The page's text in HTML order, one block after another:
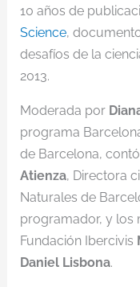
10 años de
Science,
desafíos de la
2013.
Moderada por
programa
de Barcelona,
Atienza, Directora
Naturales de
programador, y los
Fundación Ibercivis
Daniel Lisbona.